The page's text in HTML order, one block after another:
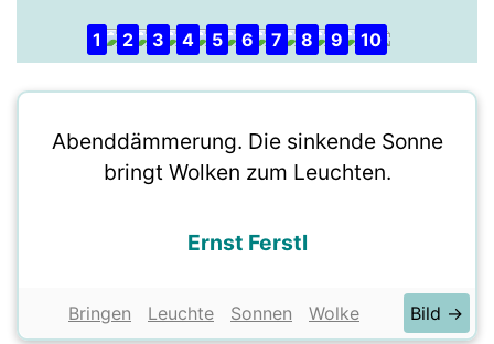
1 2 3 4 5 6 7 8 9 10
Abenddämmerung. Die sinkende Sonne
bringt Wolken zum Leuchten.
Ernst Ferstl
Bringen Leuchte Sonnen Wolke Bild →